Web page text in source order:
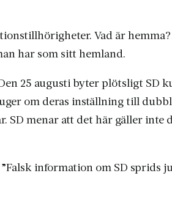
Vad är
har som sitt hemland.
25 augusti byter plötsligt SD
om deras inställning till
SD menar att det här gäller inte
information om SD sprids